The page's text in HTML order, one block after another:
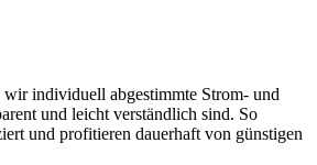
individuell abgestimmte Strom- und
und leicht verständlich sind. So
und profitieren dauerhaft von günstigen